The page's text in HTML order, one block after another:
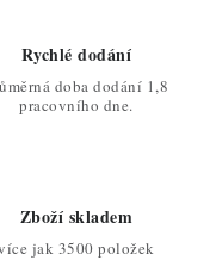
Rychlé dodání
doba dodání 1,8
pracovního dne.
Zboží skladem
jak 3500 položek